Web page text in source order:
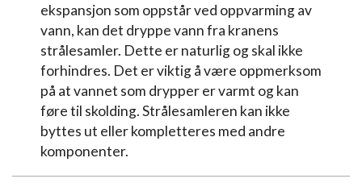
ekspansjon som oppstår ved oppvarming av
vann, kan det dryppe vann fra kranens
strålesamler. Dette er naturlig og skal ikke
forhindres. Det er viktig å være oppmerksom
på at vannet som drypper er varmt og kan
føre til skolding. Strålesamleren kan ikke
byttes ut eller kompletteres med andre
komponenter.